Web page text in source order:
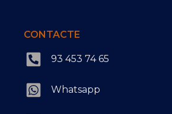
CONTACTE
93 453 74 65
Whatsapp